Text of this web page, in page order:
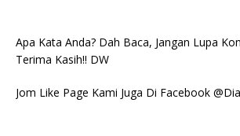
Apa Kata Anda? Dah Baca, Jangan Lupa
Terima Kasih!! DW
Jom Like Page Kami Juga Di Facebook